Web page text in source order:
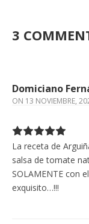
3
Domiciano
ON 13 NOVIEMBRE,
La receta de
salsa de tomate
SOLAMENTE con
exquisito…!!!